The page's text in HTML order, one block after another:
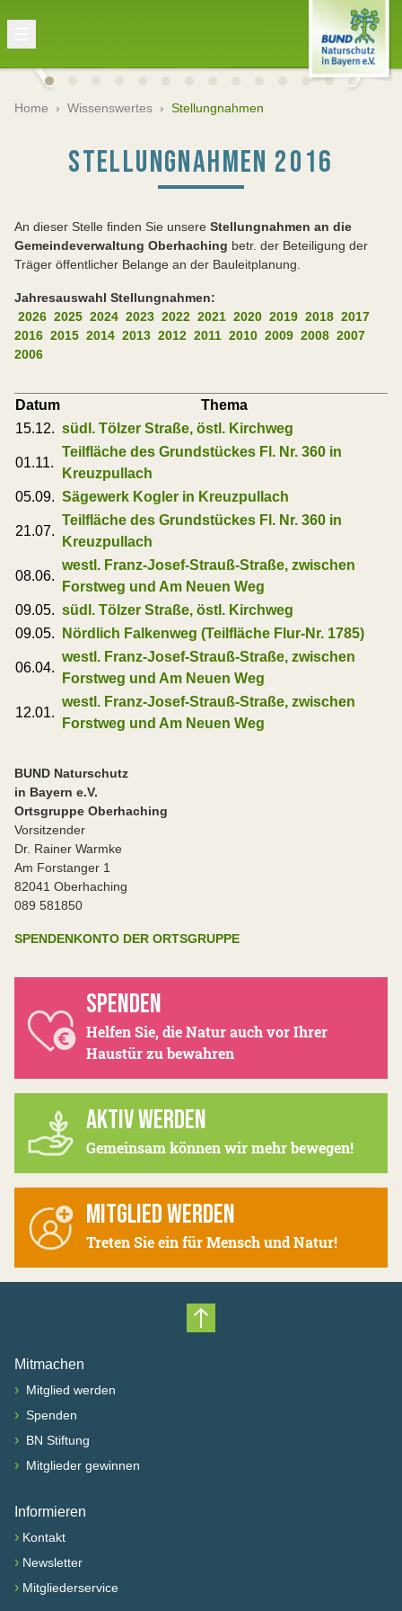
Home › Wissenswertes › Stellungnahmen
STELLUNGNAHMEN 2016
An dieser Stelle finden Sie unsere Stellungnahmen an die
Gemeindeverwaltung Oberhaching betr. der Beteiligung der
Träger öffentlicher Belange an der Bauleitplanung.
Jahresauswahl Stellungnahmen:
2026 2025 2024 2023 2022 2021 2020 2019 2018 2017
2016 2015 2014 2013 2012 2011 2010 2009 2008 2007
2006
Datum
Thema
15.12. südl. Tölzer Straße, östl. Kirchweg
01.11.
Teilfläche des Grundstückes Fl. Nr. 360 in
Kreuzpullach
05.09. Sägewerk Kogler in Kreuzpullach
21.07.
Teilfläche des Grundstückes Fl. Nr. 360 in
Kreuzpullach
08.06.
westl. Franz-Josef-Strauß-Straße, zwischen
Forstweg und Am Neuen Weg
09.05. südl. Tölzer Straße, östl. Kirchweg
09.05.
Nördlich Falkenweg (Teilfläche Flur-Nr. 1785)
06.04.
westl. Franz-Josef-Strauß-Straße, zwischen
Forstweg und Am Neuen Weg
12.01.
westl. Franz-Josef-Strauß-Straße, zwischen
Forstweg und Am Neuen Weg
BUND Naturschutz
in Bayern e.V.
Ortsgruppe Oberhaching
Vorsitzender
Dr. Rainer Warmke
Am Forstanger 1
82041 Oberhaching
089 581850
SPENDENKONTO DER ORTSGRUPPE
SPENDEN
Helfen Sie, die Natur auch vor Ihrer
Haustür zu bewahren
AKTIV WERDEN
Gemeinsam können wir mehr bewegen!
MITGLIED WERDEN
Treten Sie ein für Mensch und Natur!
Nach oben scrollen
Mitmachen
› Mitglied werden
› Spenden
› BN Stiftung
› Mitglieder gewinnen
Informieren
› Kontakt
› Newsletter
› Mitgliederservice